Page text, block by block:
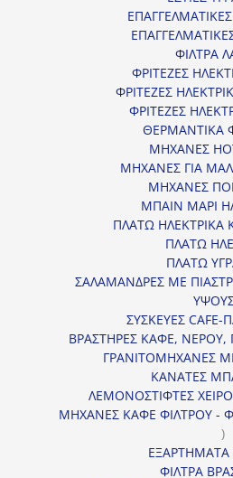
ΦΙΛΤΡΑ
ΦΡΙΤΕΖΕΣ
ΦΡΙΤΕΖΕΣ
ΦΡΙΤΕΖΕΣ
ΘΕΡΜΑΝΤΙΚΑ
ΜΗΧΑΝΕΣ
ΜΗΧΑΝΕΣ ΓΙΑ
ΜΗΧΑΝΕΣ
ΜΠΑΙΝ ΜΑΡΙ
ΠΛΑΤΩ ΗΛΕΚΤΡΙΚΑ
ΠΛΑΤΩ
ΠΛΑΤΩ
ΣΑΛΑΜΑΝΔΡΕΣ ΜΕ
ΣΥΣΚΕΥΕΣ CAFE-
ΒΡΑΣΤΗΡΕΣ ΚΑΦΕ, ΝΕΡΟΥ,
ΓΡΑΝΙΤΟΜΗΧΑΝΕΣ
ΚΑΝΑΤΕΣ
ΛΕΜΟΝΟΣΤΙΦΤΕΣ
ΜΗΧΑΝΕΣ ΚΑΦΕ ΦΙΛΤΡΟΥ -
16
ΕΞΑΡΤΗΜΑΤΑ
ΦΙΛΤΡΑ